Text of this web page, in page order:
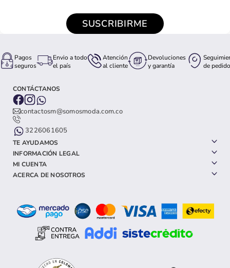
SUSCRIBIRME
Pagos
seguros
Envio a todo
el país
Atención
al cliente
Devoluciones
y garantía
de pedido
CONTÁCTANOS
contactosm@somosmoda.com.co
3226061605
TE AYUDAMOS
INFORMACIÓN LEGAL
MI CUENTA
ACERCA DE NOSOTROS